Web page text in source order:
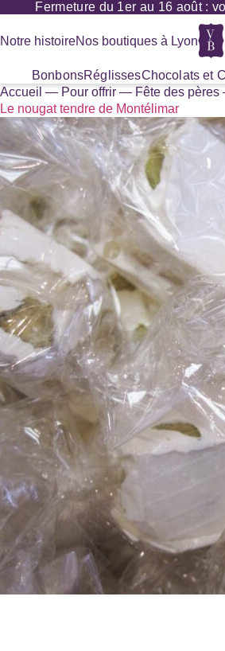
Fermeture du 1er au 16 août :
Notre histoireNos boutiques à Lyon
BonbonsRéglissesChocolats et
Accueil — Pour offrir — Fête des pères
Le nougat tendre de Montélimar
Panneau de gestion des cookies